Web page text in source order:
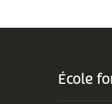
École